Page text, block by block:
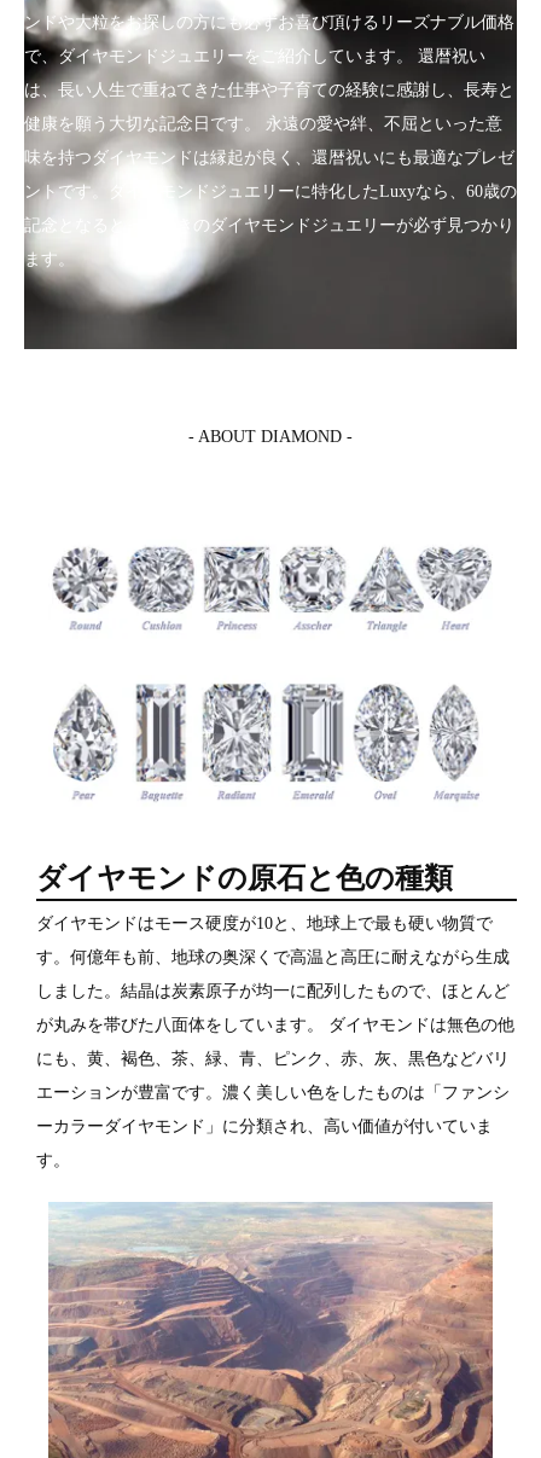
ンドや大粒をお探しの方にも必ずお喜び頂けるリーズナブル価格
で、ダイヤモンドジュエリーをご紹介しています。 還暦祝い
は、長い人生で重ねてきた仕事や子育ての経験に感謝し、長寿と
健康を願う大切な記念日です。 永遠の愛や絆、不屈といった意
味を持つダイヤモンドは縁起が良く、還暦祝いにも最適なプレゼ
ントです。ダイヤモンドジュエリーに特化したLuxyなら、60歳の
記念となるとっておきのダイヤモンドジュエリーが必ず見つかり
ます。
- ABOUT DIAMOND -
ダイヤモンドの原石と色の種類
ダイヤモンドはモース硬度が10と、地球上で最も硬い物質で
す。何億年も前、地球の奥深くで高温と高圧に耐えながら生成
しました。結晶は炭素原子が均一に配列したもので、ほとんど
が丸みを帯びた八面体をしています。 ダイヤモンドは無色の他
にも、黄、褐色、茶、緑、青、ピンク、赤、灰、黒色などバリ
エーションが豊富です。濃く美しい色をしたものは「ファンシ
ーカラーダイヤモンド」に分類され、高い価値が付いていま
す。